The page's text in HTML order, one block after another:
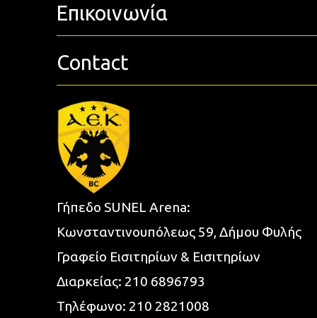
Επικοινωνία
Contact
Γήπεδο SUNEL Arena:
Κωνσταντινουπόλεως 59, Δήμου Φυλής
Γραφείο Εισιτηρίων & Εισιτηρίων
Διαρκείας: 210 6896793
Τηλέφωνο: 210 2821008